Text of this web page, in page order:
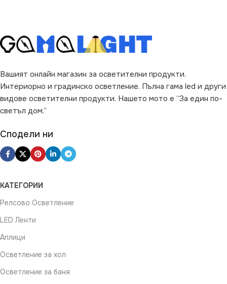
Вашият онлайн магазин за осветителни продукти.
Интериорно и градинско осветление. Пълна гама led и други
видове осветителни продукти. Нашето мото е “За един по-
светъл дом.”
Сподели ни
КАТЕГОРИИ
Релсово Осветление
LED Ленти
Аплици
Осветление за хол
Осветление за баня